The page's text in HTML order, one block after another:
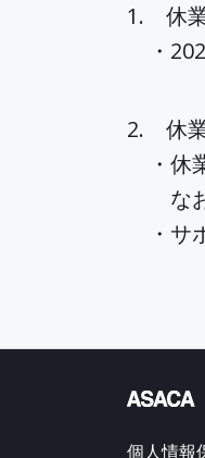
1. 休
・
2. 休業
・休
なお
・サ
個人情